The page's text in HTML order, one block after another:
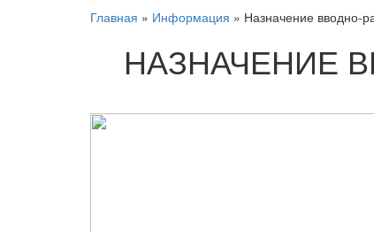
Главная » Информация » Назначение вводно-
НАЗНАЧЕНИЕ